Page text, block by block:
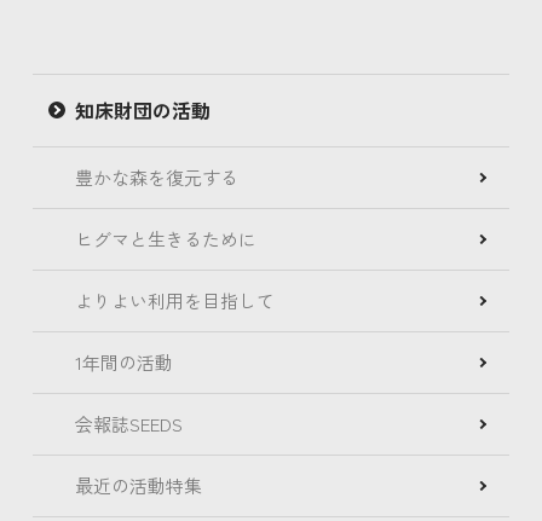
知床財団の活動
豊かな森を復元する
ヒグマと生きるために
よりよい利用を目指して
1年間の活動
会報誌SEEDS
最近の活動特集